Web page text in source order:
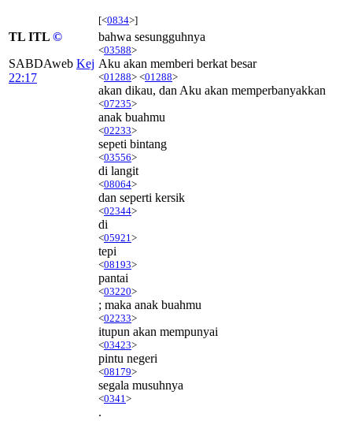
[<0834>]
TL ITL ©
SABDAweb Kej
22:17
bahwa sesungguhnya
<03588>
Aku akan memberi berkat besar
<01288> <01288>
akan dikau, dan Aku akan memperbanyakkan
<07235>
anak buahmu
<02233>
sepeti bintang
<03556>
di langit
<08064>
dan seperti kersik
<02344>
di
<05921 >
tepi
<08193>
pantai
<03220>
; maka anak buahmu
<02233>
itupun akan mempunyai
<03423>
pintu negeri
<08179>
segala musuhnya
<0341 >
.